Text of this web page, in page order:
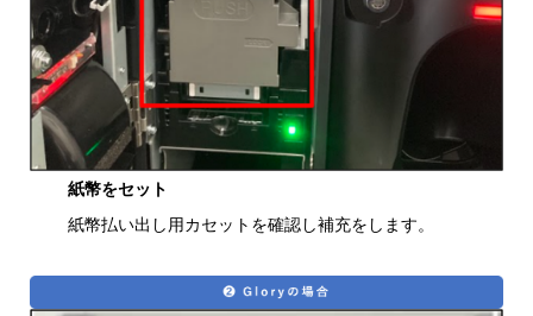
紙幣をセット
紙幣払い出し用カセットを確認し補充をします。